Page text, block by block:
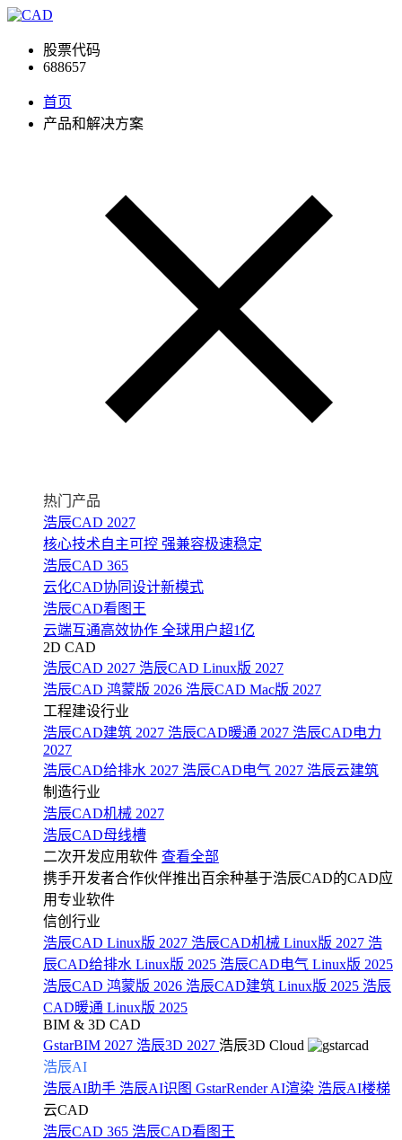
股票代码
688657
首页
产品和解决方案
热门产品
浩辰CAD 2027
核心技术自主可控 强兼容极速稳定
浩辰CAD 365
云化CAD协同设计新模式
浩辰CAD看图王
云端互通高效协作 全球用户超1亿
2D CAD
浩辰CAD 2027 浩辰CAD Linux版 2027
浩辰CAD 鸿蒙版 2026 浩辰CAD Mac版 2027
工程建设行业
浩辰CAD建筑 2027 浩辰CAD暖通 2027 浩辰CAD电力
2027
浩辰CAD给排水 2027 浩辰CAD电气 2027 浩辰云建筑
制造行业
浩辰CAD机械 2027
浩辰CAD母线槽
二次开发应用软件 查看全部
携手开发者合作伙伴推出百余种基于浩辰CAD的CAD应
用专业软件
信创行业
浩辰CAD Linux版 2027 浩辰CAD机械 Linux版 2027 浩
辰CAD给排水 Linux版 2025 浩辰CAD电气 Linux版 2025
浩辰CAD 鸿蒙版 2026 浩辰CAD建筑 Linux版 2025 浩辰
CAD暖通 Linux版 2025
BIM & 3D CAD
GstarBIM 2027 浩辰3D 2027 浩辰3D Cloud
浩辰AI
浩辰AI助手 浩辰AI识图 GstarRender AI渲染 浩辰AI楼梯
云CAD
浩辰CAD 365 浩辰CAD看图王